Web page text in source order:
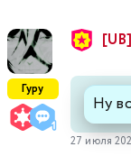
Гуру
[UB]
Ну
27 июля